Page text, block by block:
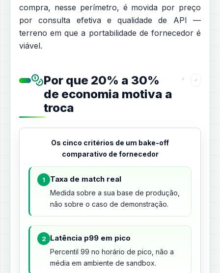
compra, nesse perímetro, é movida por preço
por consulta efetiva e qualidade de API —
terreno em que a portabilidade de fornecedor é
viável.
Por que 20% a 30%
de economia motiva a
troca
Os cinco critérios de um bake-off
comparativo de fornecedor
1 Taxa de match real
Medida sobre a sua base de produção,
não sobre o caso de demonstração.
2 Latência p99 em pico
Percentil 99 no horário de pico, não a
média em ambiente de sandbox.